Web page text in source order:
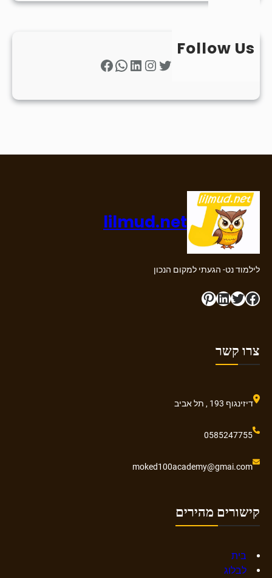
Follow Us
Twitter
Instagram
LinkedIn
WhatsApp
Facebook
lilmud.net
לילמוד נט- הגעתי למקום הנכון
Facebook
Twitter
LinkedIn
Pinterest
צרו קשר
דיזינגוף 193 , תל אביב
0585247755
moked100academy@gmai.com
קישורים מהירים
בית
לבלוג